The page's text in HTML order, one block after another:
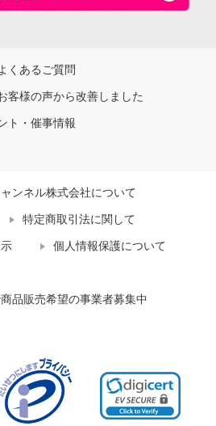
くあるご質問
客様の声から改善しました
ト・催事情報
ンネル株式会社について
特定商取引法に関して
個人情報保護について
品販売希望の事業者募集中